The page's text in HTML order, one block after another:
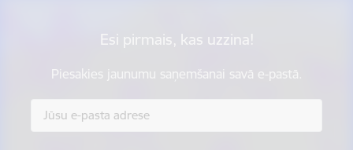
Esi pirmais, kas uzzina!
Piesakies jaunumu saņemšanai savā e-pastā.